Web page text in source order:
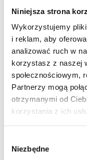
Niniejsza strona
Wykorzystujemy
i reklam, aby
analizować ruch w
korzystasz z naszej
społecznościowym,
Partnerzy mogą
otrzymanymi od
korzystania z ich
zgody
Niezbędne
wykorzystania
budynku, choćby
choćby jako
Konglomerat
między naturalnym
wzmacnianych. To
solidności
walorami